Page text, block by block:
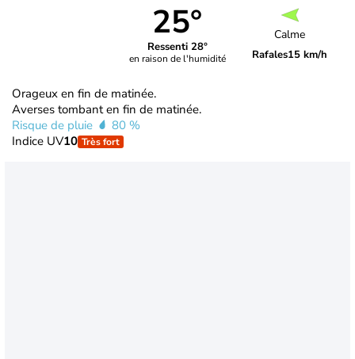
25°
Ressenti 28°
en raison de l'humidité
Calme
Rafales15 km/h
Orageux en fin de matinée.
Averses tombant en fin de matinée.
Risque de pluie
80 %
Indice UV10 Très fort